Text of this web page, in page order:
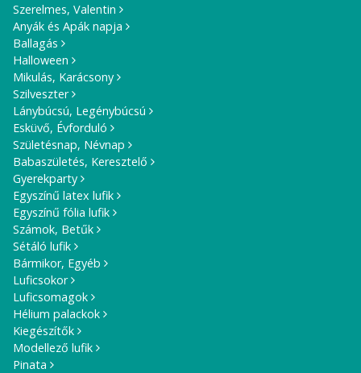
Szerelmes, Valentin
Anyák és Apák napja
Ballagás
Halloween
Mikulás, Karácsony
Szilveszter
Lánybúcsú, Legénybúcsú
Esküvő, Évforduló
Születésnap, Névnap
Babaszületés, Keresztelő
Gyerekparty
Egyszínű latex lufik
Egyszínű fólia lufik
Számok, Betűk
Sétáló lufik
Bármikor, Egyéb
Luficsokor
Luficsomagok
Hélium palackok
Kiegészítők
Modellező lufik
Pinata